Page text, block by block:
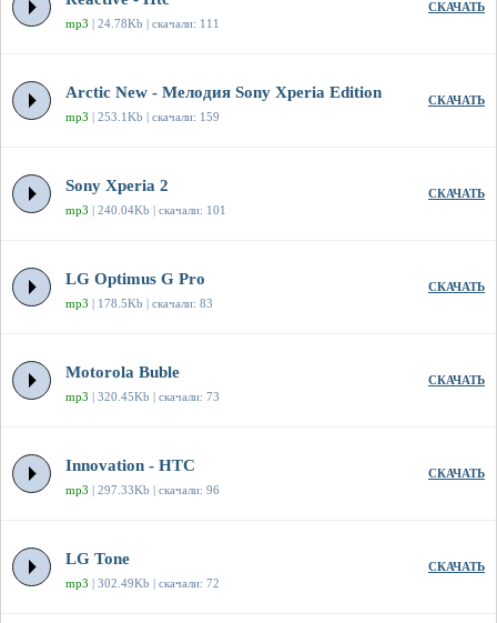
mp3 | 24.78Kb | скачали: 111
СКАЧАТЬ
Arctic New - Мелодия Sony Xperia Edition
mp3 | 253.1Kb | скачали: 159
СКАЧАТЬ
Sony Xperia 2
mp3 | 240.04Kb | скачали: 101
СКАЧАТЬ
LG Optimus G Pro
mp3 | 178.5Kb | скачали: 83
СКАЧАТЬ
Motorola Buble
mp3 | 320.45Kb | скачали: 73
СКАЧАТЬ
Innovation - HTC
mp3 | 297.33Kb | скачали: 96
СКАЧАТЬ
LG Tone
mp3 | 302.49Kb | скачали: 72
СКАЧАТЬ